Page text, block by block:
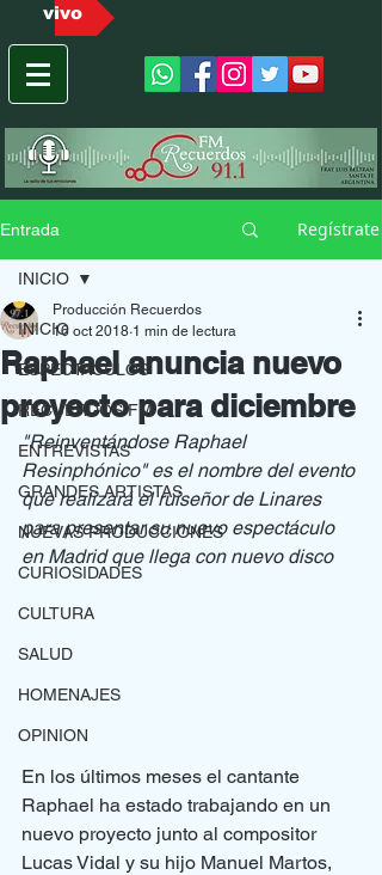
vivo
Entrada Regístrate
INICIO
ESPECTACULOS
RECUERDOS FM
ENTREVISTAS
GRANDES ARTISTAS
NUEVAS PRODUCCIONES
CURIOSIDADES
CULTURA
SALUD
HOMENAJES
OPINION
INICIO
Raphael anuncia nuevo
proyecto para diciembre
Producción Recuerdos
16 oct 2018 1 min de lectura
"Reinventándose Raphael
Resinphónico" es el nombre del evento
que realizará el ruiseñor de Linares
para presentar su nuevo espectáculo
en Madrid que llega con nuevo disco
En los últimos meses el cantante
Raphael ha estado trabajando en un
nuevo proyecto junto al compositor
Lucas Vidal y su hijo Manuel Martos,